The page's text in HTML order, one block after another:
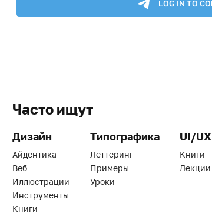
Часто ищут
Дизайн
Айдентика
Веб
Иллюстрации
Инструменты
Книги
Типографика
Леттеринг
Примеры
Уроки
UI/UX
Книги
Лекции